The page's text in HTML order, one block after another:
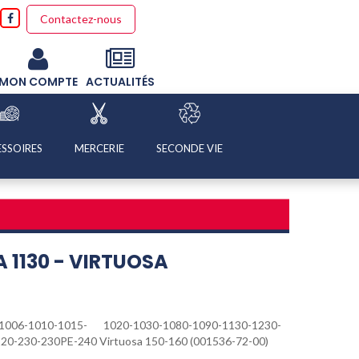
Contactez-nous
COMPTE ACTUALITÉS
MERCERIE SECONDE VIE
1130 - VIRTUOSA
1010-1015- 1020-1030-1080-1090-1130-1230-
230-230PE-240 Virtuosa 150-160 (001536-72-00)